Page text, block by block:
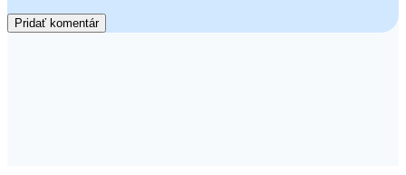
Pridať komentár